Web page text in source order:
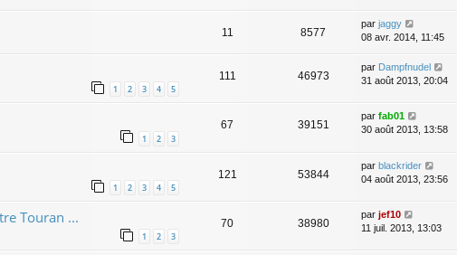
11 8577
par jaggy
08 avr. 2014, 11:45
1 2 3 4 5
111 46973
par Dampfnudel
31 août 2013, 20:04
1 2 3
67 39151
par fab01
30 août 2013, 13:58
1 2 3 4 5
121 53844
par blackrider
04 août 2013, 23:56
Touran ...
1 2 3
70 38980
par jef10
11 juil. 2013, 13:03